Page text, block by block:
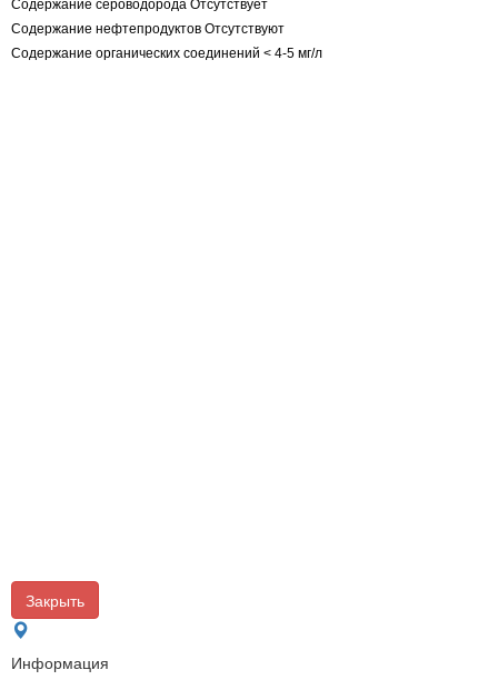
Содержание сероводорода Отсутствует
Содержание нефтепродуктов Отсутствуют
Содержание органических соединений < 4-5 мг/л
Закрыть
Информация